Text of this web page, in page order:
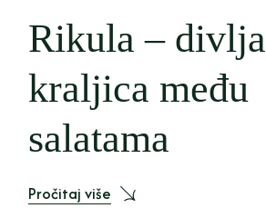
Rikula – divlja
kraljica među
salatama
Pročitaj više